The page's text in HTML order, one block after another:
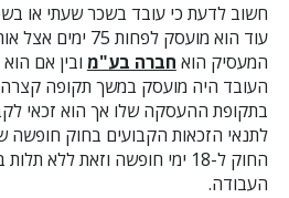
חשוב לדעת כי עובד בשכר שעתי או
עוד הוא מועסק
המעסיק הוא חברה בע"מ ובין אם
העובד היה מועסק במשך תקופה קצרה
בתקופת ההעסקה שלו אך הוא זכאי
לתנאי הזכאות הקבועים בחוק חופשה
החוק ל-18 ימי חופשה וזאת
העבודה.